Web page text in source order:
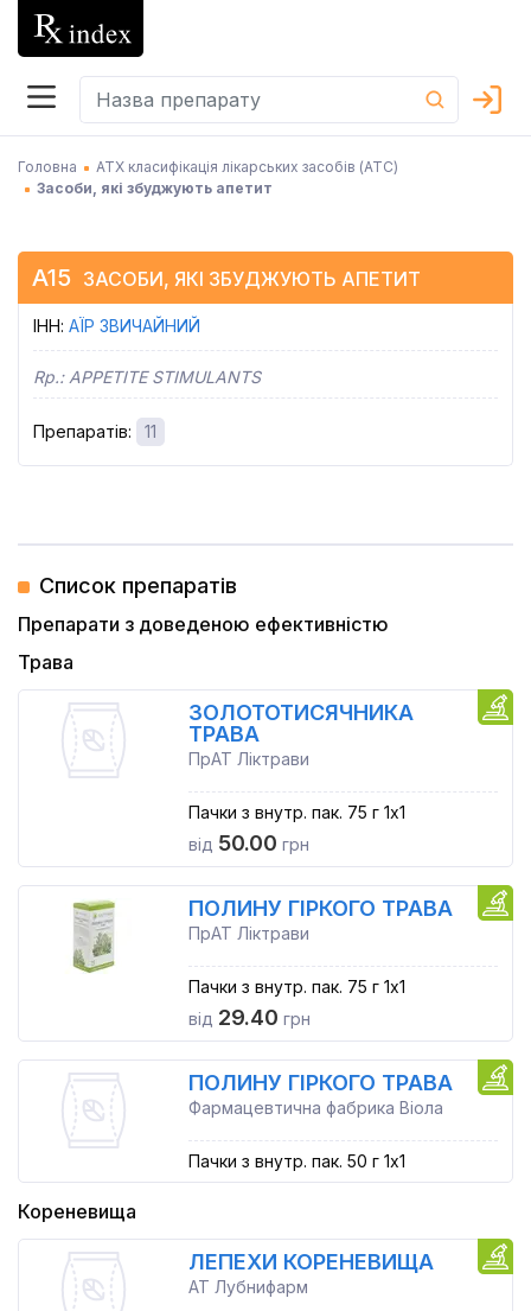
Головна
АТХ класифікація лікарських засобів (АТC)
Засоби, які збуджують апетит
A15 ЗАСОБИ, ЯКІ ЗБУДЖУЮТЬ АПЕТИТ
ІНН: АЇР ЗВИЧАЙНИЙ
Rp.: APPETITE STIMULANTS
Препаратів: 11
Список препаратів
Препарати з доведеною ефективністю
Трава
ЗОЛОТОТИСЯЧНИКА
ТРАВА
ПрАТ Ліктрави
Пачки з внутр. пак. 75 г 1x1
від 50.00 грн
ПОЛИНУ ГІРКОГО ТРАВА
ПрАТ Ліктрави
Пачки з внутр. пак. 75 г 1x1
від 29.40 грн
ПОЛИНУ ГІРКОГО ТРАВА
Фармацевтична фабрика Віола
Пачки з внутр. пак. 50 г 1x1
Кореневища
ЛЕПЕХИ КОРЕНЕВИЩА
АТ Лубнифарм